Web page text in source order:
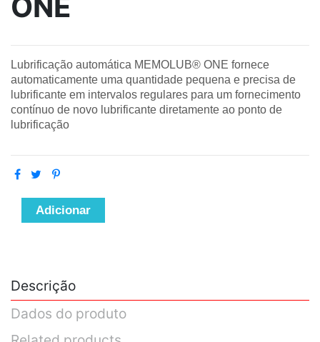
Lubrificação automática MEMOLUB® ONE fornece
automaticamente uma quantidade pequena e precisa de
lubrificante em intervalos regulares para um fornecimento
contínuo de novo lubrificante diretamente ao ponto de
lubrificação
Adicionar
Descrição
Dados do produto